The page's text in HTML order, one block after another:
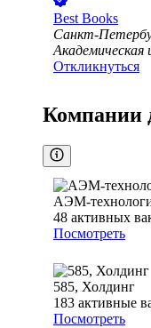
Best Books
Санкт-
Академическая
Откликнуться
Компании
АЭМ-
48 активных
Посмотреть
585, Холдинг
183 активные
Посмотреть